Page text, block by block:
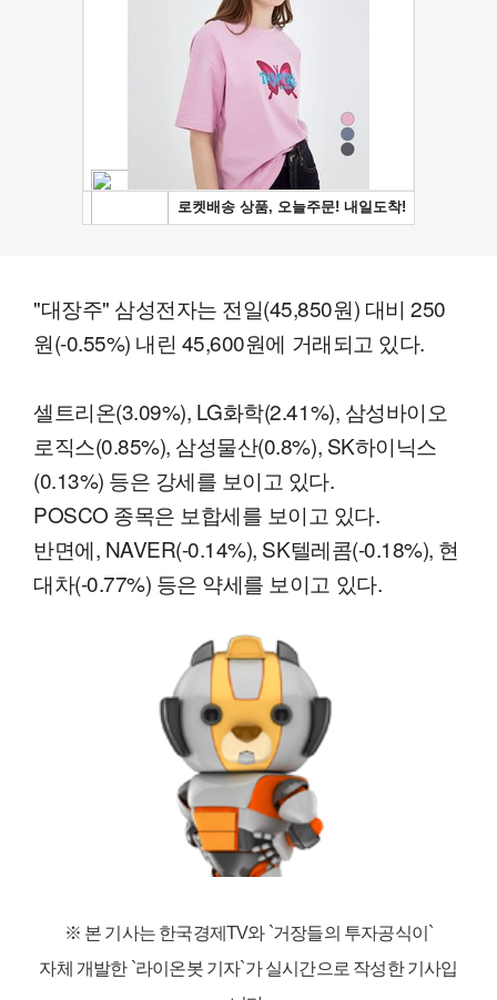
"대장주" 삼성전자는 전일(45,850원) 대비 250
원(-0.55%) 내린 45,600원에 거래되고 있다.
셀트리온(3.09%), LG화학(2.41%), 삼성바이오
로직스(0.85%), 삼성물산(0.8%), SK하이닉스
(0.13%) 등은 강세를 보이고 있다.
POSCO 종목은 보합세를 보이고 있다.
반면에, NAVER(-0.14%), SK텔레콤(-0.18%), 현
대차(-0.77%) 등은 약세를 보이고 있다.
※ 본 기사는 한국경제TV와 `거장들의 투자공식이`
자체 개발한 `라이온봇 기자`가 실시간으로 작성한 기사입